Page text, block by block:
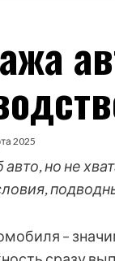
2025
но не
–